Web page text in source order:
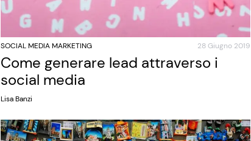
SOCIAL MEDIA MARKETING 28 Giugno 2019
Come generare lead attraverso i
social media
Lisa Banzi